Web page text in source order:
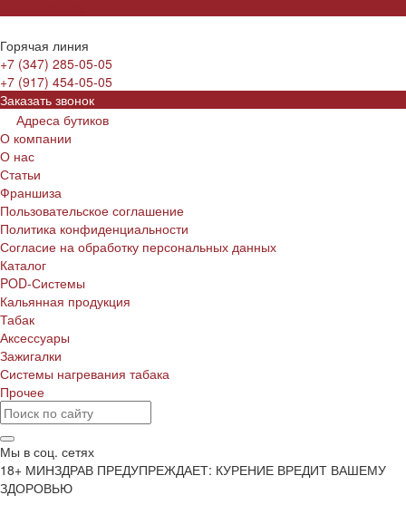
Горячая линия
+7 (347) 285-05-05
+7 (917) 454-05-05
Заказать звонок
Адреса бутиков
О компании
О нас
Статьи
Франшиза
Пользовательское соглашение
Политика конфиденциальности
Согласие на обработку персональных данных
Каталог
POD-Системы
Кальянная продукция
Табак
Аксессуары
Зажигалки
Системы нагревания табака
Прочее
Мы в соц. сетях
18+ МИНЗДРАВ ПРЕДУПРЕЖДАЕТ: КУРЕНИЕ ВРЕДИТ ВАШЕМУ
ЗДОРОВЬЮ